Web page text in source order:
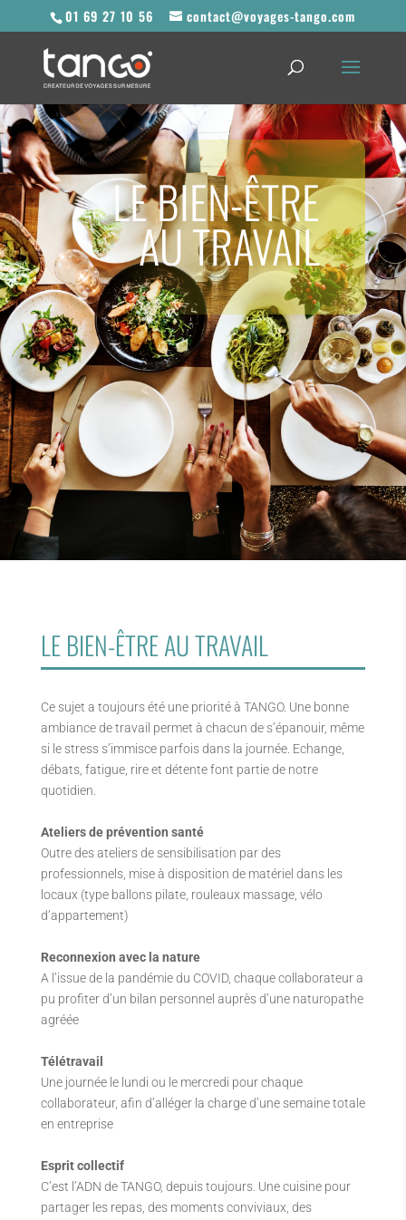
01 69 27 10 56 contact@voyages-tango.com
LE BIEN-ÊTRE
AU TRAVAIL
LE BIEN-ÊTRE AU TRAVAIL
Ce sujet a toujours été une priorité à TANGO. Une bonne
ambiance de travail permet à chacun de s’épanouir, même
si le stress s’immisce parfois dans la journée. Echange,
débats, fatigue, rire et détente font partie de notre
quotidien.
Ateliers de prévention santé
Outre des ateliers de sensibilisation par des
professionnels, mise à disposition de matériel dans les
locaux (type ballons pilate, rouleaux massage, vélo
d’appartement)
Reconnexion avec la nature
A l’issue de la pandémie du COVID, chaque collaborateur a
pu profiter d’un bilan personnel auprès d’une naturopathe
agréée
Télétravail
Une journée le lundi ou le mercredi pour chaque
collaborateur, afin d’alléger la charge d’une semaine totale
en entreprise
Esprit collectif
C’est l’ADN de TANGO, depuis toujours. Une cuisine pour
partager les repas, des moments conviviaux, des